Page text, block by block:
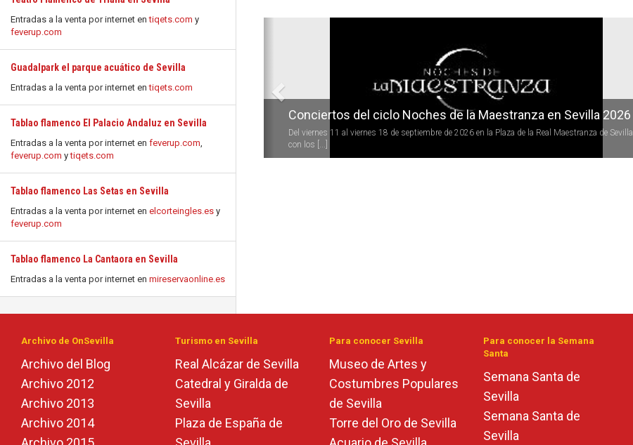
Entradas a la venta por internet entiqets.com y
feverup.com
Guadalpark el parque acuático de Sevilla
Entradas a la venta por internet entiqets.com
Tablao flamenco El Palacio Andaluz en Sevilla
Entradas a la venta por internet en feverup.com,
feverup.com ytiqets.com
Tablao flamenco Las Setas en Sevilla
Entradas a la venta por internet en elcorteingles.es y
feverup.com
Tablao flamenco La Cantaora en Sevilla
Entradas a la venta por internet en mireservaonline.es
Conciertos del ciclo Noches de la Maestranza en Sevilla 2026
Del viernes 11 al viernes 18 de septiembre de 2026 en la Plaza de la Real Maestranza de Sevilla
con los [...]
Archivo de OnSevilla
Archivo del Blog
Archivo 2012
Archivo 2013
Archivo 2014
Turismo en Sevilla
Real Alcázar de Sevilla
Catedral y Giralda de
Sevilla
Plaza de España de
Para conocer Sevilla
Museo de Artes y
Costumbres Populares
de Sevilla
Torre del Oro de Sevilla
Para conocer la Semana
Santa
Semana Santa de
Sevilla
Semana Santa de
Sevilla